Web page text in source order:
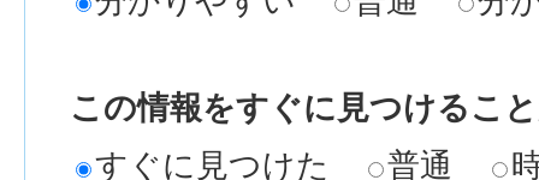
この情報をすぐに見つけるこ
すぐに見つけた
普通